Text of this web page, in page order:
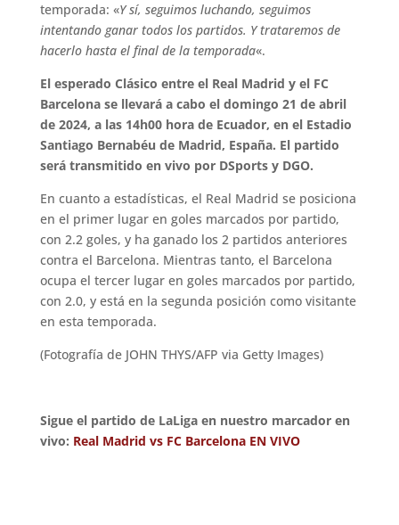
temporada: «Y sí, seguimos luchando, seguimos
intentando ganar todos los partidos. Y trataremos de
hacerlo hasta el final de la temporada«.
El esperado Clásico entre el Real Madrid y el FC
Barcelona se llevará a cabo el domingo 21 de abril
de 2024, a las 14h00 hora de Ecuador, en el Estadio
Santiago Bernabéu de Madrid, España. El partido
será transmitido en vivo por DSports y DGO.
En cuanto a estadísticas, el Real Madrid se posiciona
en el primer lugar en goles marcados por partido,
con 2.2 goles, y ha ganado los 2 partidos anteriores
contra el Barcelona. Mientras tanto, el Barcelona
ocupa el tercer lugar en goles marcados por partido,
con 2.0, y está en la segunda posición como visitante
en esta temporada.
(Fotografía de JOHN THYS/AFP via Getty Images)
Sigue el partido de LaLiga en nuestro marcador en
vivo: Real Madrid vs FC Barcelona EN VIVO